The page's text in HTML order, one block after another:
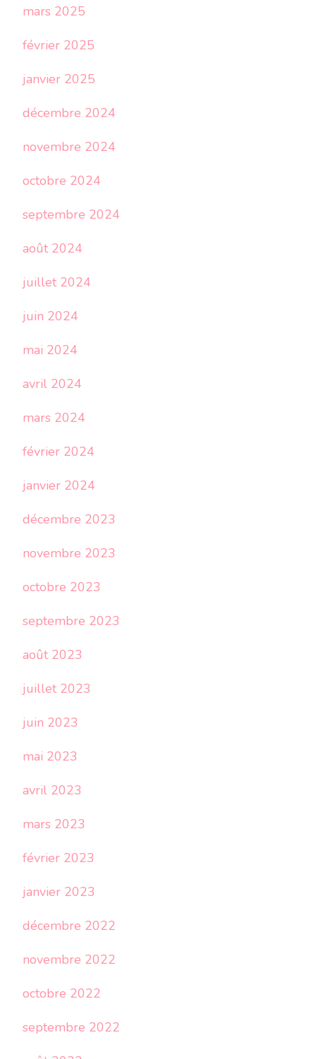
mars 2025
février 2025
janvier 2025
décembre 2024
novembre 2024
octobre 2024
septembre 2024
août 2024
juillet 2024
juin 2024
mai 2024
avril 2024
mars 2024
février 2024
janvier 2024
décembre 2023
novembre 2023
octobre 2023
septembre 2023
août 2023
juillet 2023
juin 2023
mai 2023
avril 2023
mars 2023
février 2023
janvier 2023
décembre 2022
novembre 2022
octobre 2022
septembre 2022